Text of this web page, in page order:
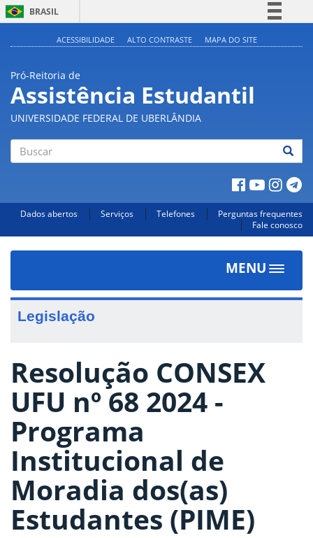
BRASIL
Acesso à informação
Legislação
Canais
ACESSIBILIDADE ALTO CONTRASTE MAPA DO SITE
Pró-Reitoria de
Assistência Estudantil
UNIVERSIDADE FEDERAL DE UBERLÂNDIA
Dados abertos Serviços Telefones
Perguntas frequentes
Fale conosco
MENU
Toggle
Legislação
Resolução CONSEX
UFU nº 68 2024 -
Programa
Institucional de
Moradia dos(as)
Estudantes (PIME)